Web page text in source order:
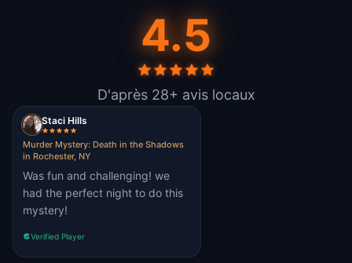
4.5
D'après 28+ avis locaux
Staci Hills
Murder Mystery: Death in the Shadows
in Rochester, NY
Was fun and challenging! we
had the perfect night to do this
mystery!
Verified Player